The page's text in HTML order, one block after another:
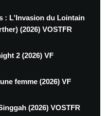
: L'Invasion du Lointain
(2026) VOSTFR
2 (2026) VF
femme (2026) VF
(2026) VOSTFR